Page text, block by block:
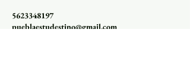
5623348197
pueblaestudestino@gmail.com